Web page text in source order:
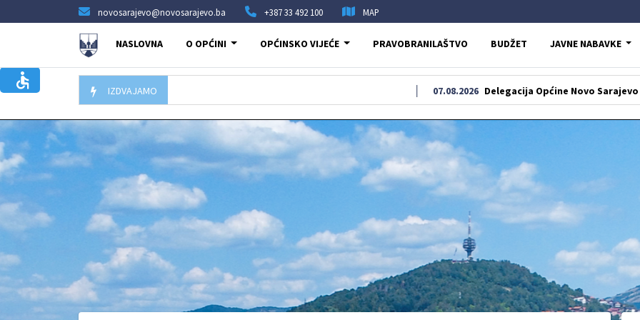
novosarajevo@novosarajevo.ba +387 33 492 100 MAP
NASLOVNA O OPĆINI OPĆINSKO VIJEĆE PRAVOBRANILAŠTVO BUDŽET JAVNE NABAVKE
IZDVAJAMO Delegacija Općine Novo Sarajevo odala